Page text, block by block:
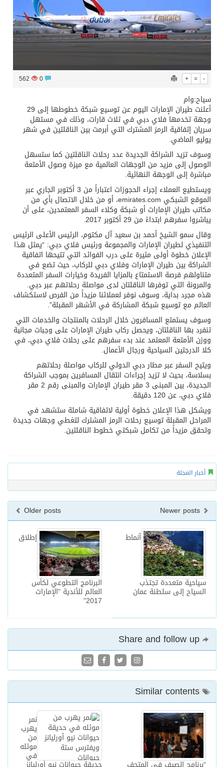
+ = -
562
سياح:وام
أعلنت طيران الإمارات اليوم عن توسيع شبكة خطوطها إلى 29
وجهة تخدمها فلاي دبي في ثلاث قارات، وذلك في مستهل
سريان إتفاقية الرمز المشترك التي أبرمت بين الناقلتين في شهر
يوليو الماضي.
وسوف تزيد الشراكة الجديدة عدد رحلات الناقلتين كما ستسهل
الوصول إلى مزيد من الوجهات العالمية مع ميزة وصول الأمتعة
مباشرة إلى الوجهة النهائية.
ويستطيع العملاء إجراء الحجوزات اعتباراً من 3 أكتوبر الجاري عبر
الموقع الشبكي emirates.com، أو من خلال الاتصال بأي من
مكاتب طيران الإمارات أو شبكة وكلاء السفر المعتمدين، على أن
يباشروا سفرهم ابتداءً من 29 أكتوبر 2017.
وقال سمو الشيخ أحمد بن سعيد آل مكتوم، الرئيس الأعلى الرئيس
التنفيذي لطيران الإمارات والمجموعة ورئيس فلاي دبي: “يمثل هذا
الإعلان خطوة أولى مثيرة على درب الفوائد التي تتيحها اتفاقية
الشراكة بين طيران الإمارات وفلاي دبي للركاب، حيث تضع في
متناولهم فرصة الاستمتاع بالمزايا الفريدة وخيارات السفر المتعددة
والمرونة التي توفرها الناقلتان لدى مواصلة رحلاتهم عبر دبي.
هذه مجرد بداية، وسوف نوفر لعملائنا مزيداً من الفرص لاستكشاف
العالم مع توسيع شبكة المشاركة في الأشهر المقبلة”.
وسوف يستمتع المسافرون خلال الرحلات بالمنتجات والخدمات التي
تنفرد بها الناقلتان، ويحصل ركاب طيران الإمارات على وجبات مجانية
ووزن الأمتعة المعتمد عند بدء سفرهم على رحلات فلاي دبي، في
كلا الدرجتين السياحية ورجال الأعمال.
ويتيح السفر عبر مطار دبي الدولي للركاب مواصلة رحلاتهم
بسلاسة، بحيث لا تزيد إجراءات انتقال المسافرين بموجب الشراكة
الجديدة، بين المبنى 3 مقر طيران الإمارات والمبنى رقم 2 مقر
فلاي دبي، عن 120 دقيقة.
ويشكل هذا الإعلان خطوة أولية لاتفاقية شاملة ستشهد في
المراحل المقبلة توسيع رحلات الرمز المشترك لتغطي وجهات جديدة
وتحقق مزيداً من تكامل شبكتي خطوط الناقلتين.
أخبار المجلة
Older posts
إطلاق
البرنامج التطوعي لكأس
العالم للأندية "الإمارات
2017"
أنماط
سياحية متعددة تجتذب
السياح إلى سلطنة عمان
نمر
يهرب
من
موئله
في